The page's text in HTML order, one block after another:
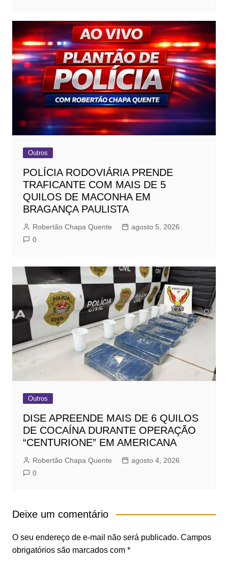
Outros
POLÍCIA RODOVIÁRIA PRENDE
TRAFICANTE COM MAIS DE 5
QUILOS DE MACONHA EM
BRAGANÇA PAULISTA
Robertão Chapa Quente
agosto 5, 2026
0
Outros
DISE APREENDE MAIS DE 6 QUILOS
DE COCAÍNA DURANTE OPERAÇÃO
“CENTURIONE” EM AMERICANA
Robertão Chapa Quente
agosto 4, 2026
0
Deixe um comentário
O seu endereço de e-mail não será publicado. Campos
obrigatórios são marcados com *